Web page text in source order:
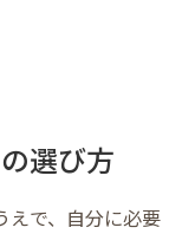
選び方
えで、自分に必要